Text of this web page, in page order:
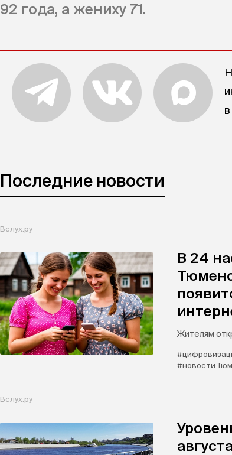
92 года, а жениху 71.
в
Последние новости
Вслух.ру
В 24
Жителям
#новости
Вслух.ру